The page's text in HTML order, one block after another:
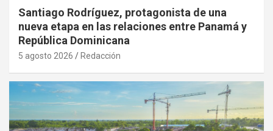
Santiago Rodríguez, protagonista de una
nueva etapa en las relaciones entre Panamá y
República Dominicana
5 agosto 2026 Redacción